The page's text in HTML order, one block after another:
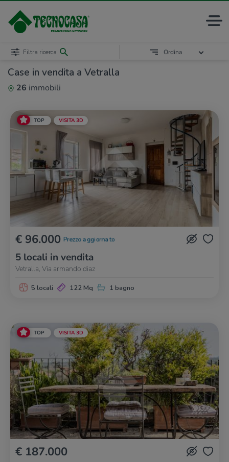
Case in vendita a Vetralla
26 immobili
Filtra ricerca Ordina
TOP VISITA 3D
€ 96.000 Prezzo aggiornato
5 locali in vendita
Vetralla, Via armando diaz
5 locali 122 Mq 1 bagno
TOP VISITA 3D
€ 187.000